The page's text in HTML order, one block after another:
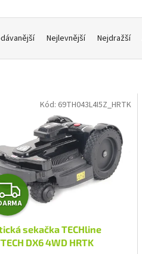
Nejlevnější Nejdražší
Z
D
A
sekačka TECHline
DX6 4WD HRTK
Kód: 69TH043L4I5Z_HRTK